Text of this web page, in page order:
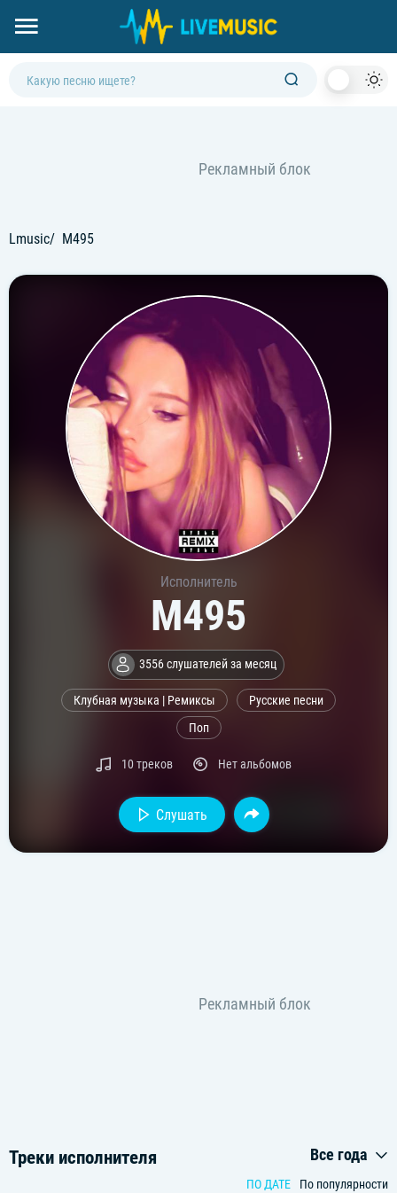
Lmusic M495
Исполнитель
M495
3556 слушателей за месяц
Клубная музыка | Ремиксы
Русские песни
Поп
10 треков Нет альбомов
Слушать
Треки исполнителя Все года
ПО ДАТЕ По популярности